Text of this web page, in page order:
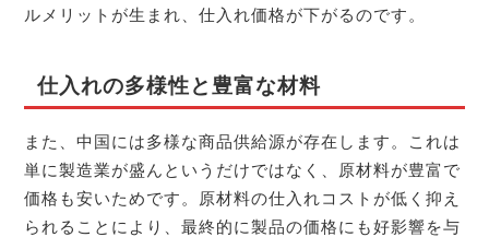
ルメリットが生まれ、仕入れ価格が下がるのです。
仕入れの多様性と豊富な材料
また、中国には多様な商品供給源が存在します。これは
単に製造業が盛んというだけではなく、原材料が豊富で
価格も安いためです。原材料の仕入れコストが低く抑え
られることにより、最終的に製品の価格にも好影響を与